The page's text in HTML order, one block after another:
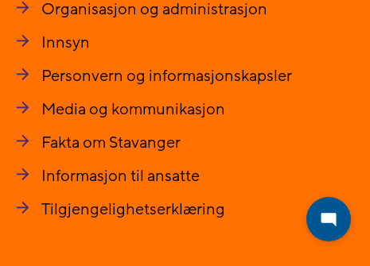
Organisasjon og administrasjon
Innsyn
Personvern og informasjonskapsler
Media og kommunikasjon
Fakta om Stavanger
Informasjon til ansatte
Tilgjengelighetserklæring